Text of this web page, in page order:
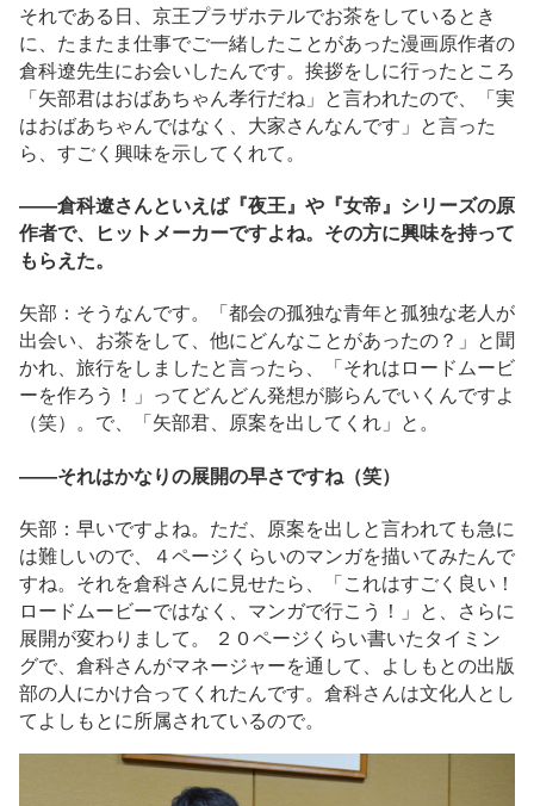
それである日、京王プラザホテルでお茶をしているとき
に、たまたま仕事でご一緒したことがあった漫画原作者の
倉科遼先生にお会いしたんです。挨拶をしに行ったところ
「矢部君はおばあちゃん孝行だね」と言われたので、「実
はおばあちゃんではなく、大家さんなんです」と言った
ら、すごく興味を示してくれて。
――倉科遼さんといえば『夜王』や『女帝』シリーズの原
作者で、ヒットメーカーですよね。その方に興味を持って
もらえた。
矢部：そうなんです。「都会の孤独な青年と孤独な老人が
出会い、お茶をして、他にどんなことがあったの？」と聞
かれ、旅行をしましたと言ったら、「それはロードムービ
ーを作ろう！」ってどんどん発想が膨らんでいくんですよ
（笑）。で、「矢部君、原案を出してくれ」と。
――それはかなりの展開の早さですね（笑）
矢部：早いですよね。ただ、原案を出しと言われても急に
は難しいので、４ページくらいのマンガを描いてみたんで
すね。それを倉科さんに見せたら、「これはすごく良い！
ロードムービーではなく、マンガで行こう！」と、さらに
展開が変わりまして。 ２０ページくらい書いたタイミン
グで、倉科さんがマネージャーを通して、よしもとの出版
部の人にかけ合ってくれたんです。倉科さんは文化人とし
てよしもとに所属されているので。